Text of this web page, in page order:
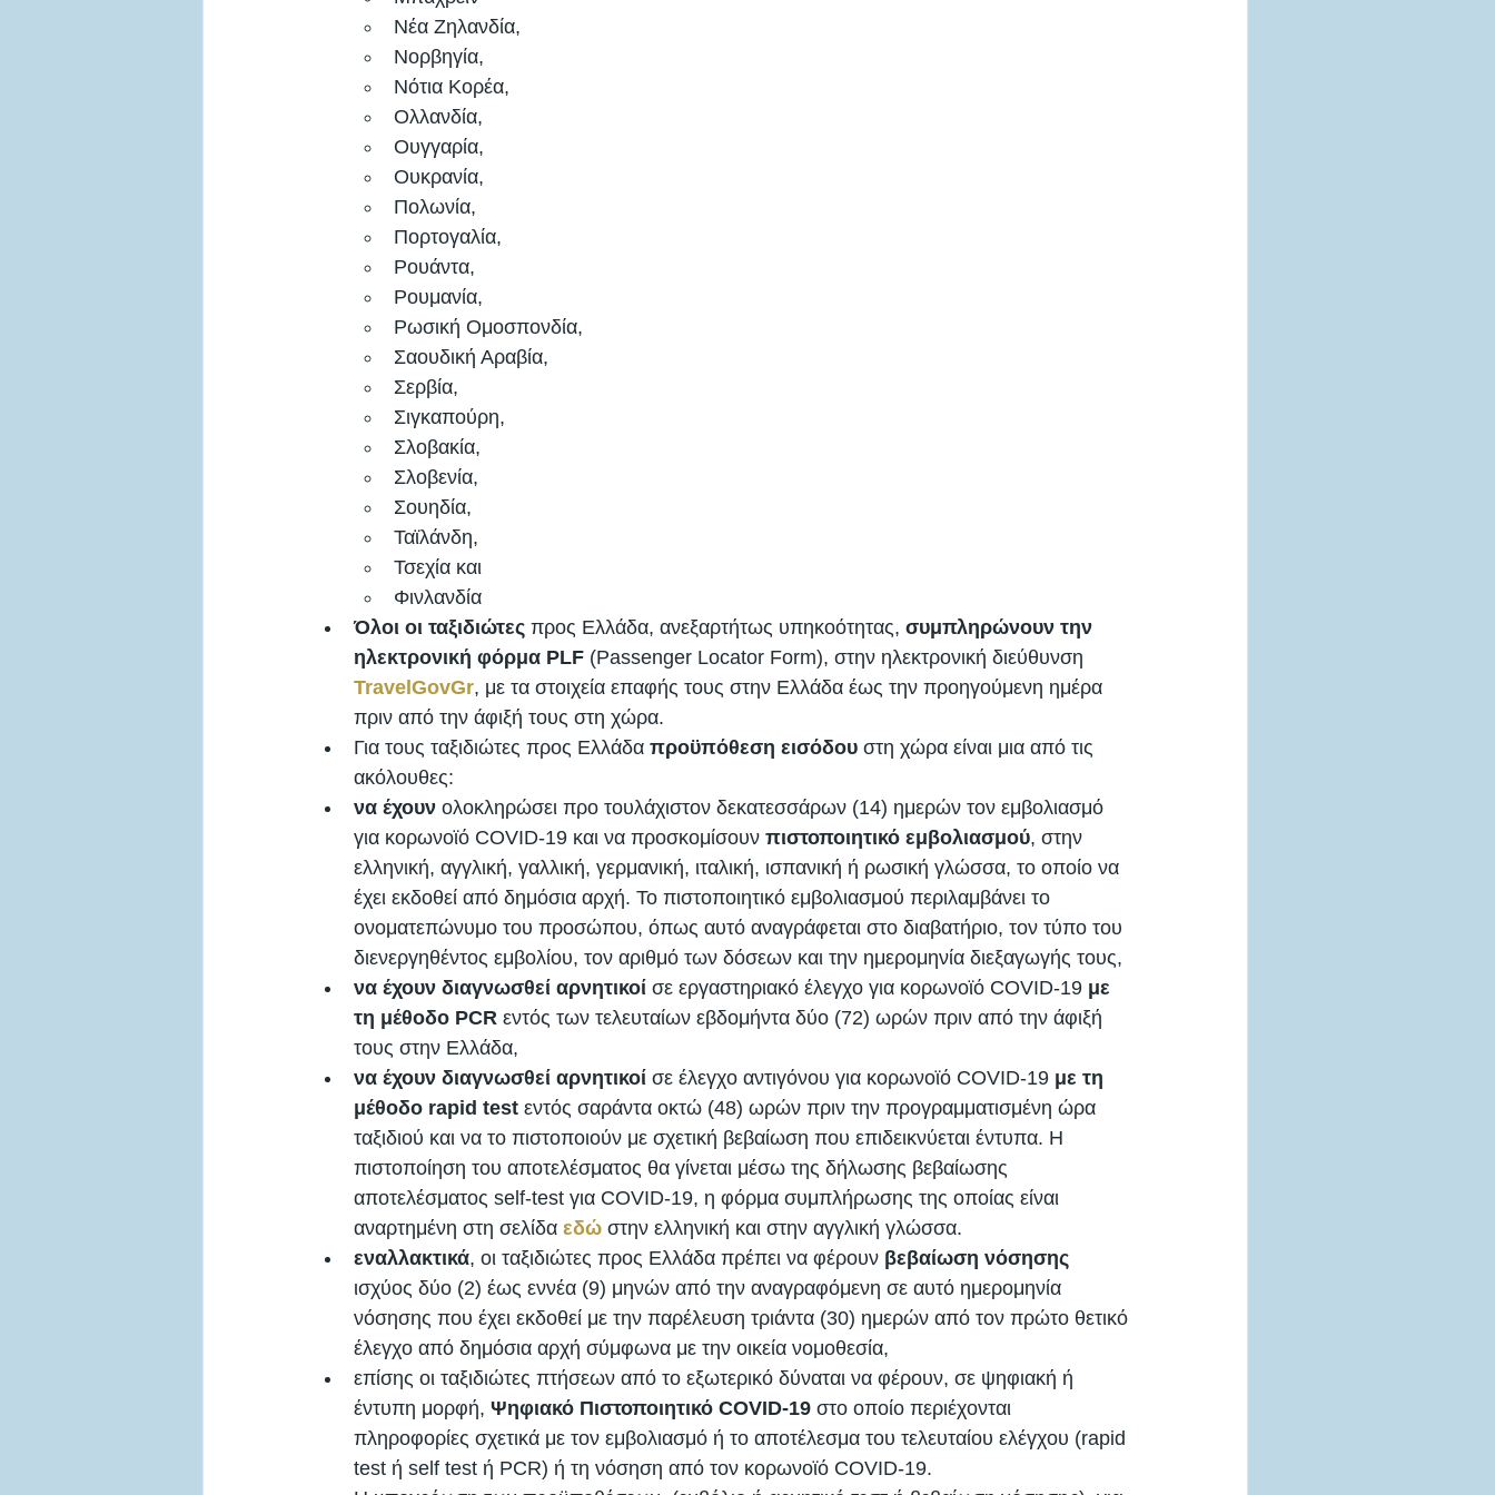
Νέα Ζηλανδία,
Νορβηγία,
Νότια Κορέα,
Ολλανδία,
Ουγγαρία,
Ουκρανία,
Πολωνία,
Πορτογαλία,
Ρουάντα,
Ρουμανία,
Ρωσική Ομοσπονδία,
Σαουδική Αραβία,
Σερβία,
Σιγκαπούρη,
Σλοβακία,
Σλοβενία,
Σουηδία,
Ταϊλάνδη,
Τσεχία και
Φινλανδία
Όλοι οι ταξιδιώτες προς Ελλάδα, ανεξαρτήτως υπηκοότητας, συμπληρώνουν την
ηλεκτρονική φόρμα PLF (Passenger Locator Form), στην ηλεκτρονική διεύθυνση
TravelGovGr, με τα στοιχεία επαφής τους στην Ελλάδα έως την προηγούμενη ημέρα
πριν από την άφιξή τους στη χώρα.
Για τους ταξιδιώτες προς Ελλάδα προϋπόθεση εισόδου στη χώρα είναι μια από τις
ακόλουθες:
να έχουν ολοκληρώσει προ τουλάχιστον δεκατεσσάρων (14) ημερών τον εμβολιασμό
για κορωνοϊό COVID-19 και να προσκομίσουν πιστοποιητικό εμβολιασμού, στην
ελληνική, αγγλική, γαλλική, γερμανική, ιταλική, ισπανική ή ρωσική γλώσσα, το οποίο να
έχει εκδοθεί από δημόσια αρχή. Το πιστοποιητικό εμβολιασμού περιλαμβάνει το
ονοματεπώνυμο του προσώπου, όπως αυτό αναγράφεται στο διαβατήριο, τον τύπο του
διενεργηθέντος εμβολίου, τον αριθμό των δόσεων και την ημερομηνία διεξαγωγής τους,
να έχουν διαγνωσθεί αρνητικοί σε εργαστηριακό έλεγχο για κορωνοϊό COVID-19 με
τη μέθοδο PCR εντός των τελευταίων εβδομήντα δύο (72) ωρών πριν από την άφιξή
τους στην Ελλάδα,
να έχουν διαγνωσθεί αρνητικοί σε έλεγχο αντιγόνου για κορωνοϊό COVID-19 με τη
μέθοδο rapid test εντός σαράντα οκτώ (48) ωρών πριν την προγραμματισμένη ώρα
ταξιδιού και να το πιστοποιούν με σχετική βεβαίωση που επιδεικνύεται έντυπα. Η
πιστοποίηση του αποτελέσματος θα γίνεται μέσω της δήλωσης βεβαίωσης
αποτελέσματος self-test για COVID-19, η φόρμα συμπλήρωσης της οποίας είναι
αναρτημένη στη σελίδα εδώ στην ελληνική και στην αγγλική γλώσσα.
εναλλακτικά, οι ταξιδιώτες προς Ελλάδα πρέπει να φέρουν βεβαίωση νόσησης
ισχύος δύο (2) έως εννέα (9) μηνών από την αναγραφόμενη σε αυτό ημερομηνία
νόσησης που έχει εκδοθεί με την παρέλευση τριάντα (30) ημερών από τον πρώτο θετικό
έλεγχο από δημόσια αρχή σύμφωνα με την οικεία νομοθεσία,
επίσης οι ταξιδιώτες πτήσεων από το εξωτερικό δύναται να φέρουν, σε ψηφιακή ή
έντυπη μορφή, Ψηφιακό Πιστοποιητικό COVID-19 στο οποίο περιέχονται
πληροφορίες σχετικά με τον εμβολιασμό ή το αποτέλεσμα του τελευταίου ελέγχου (rapid
test ή self test ή PCR) ή τη νόσηση από τον κορωνοϊό COVID-19.